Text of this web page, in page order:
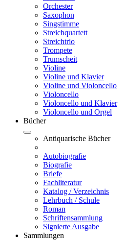
Orchester
Saxophon
Singstimme
Streichquartett
Streichtrio
Trompete
Trumscheit
Violine
Violine und Klavier
Violine und Violoncello
Violoncello
Violoncello und Klavier
Violoncello und Orgel
Bücher
Antiquarische Bücher
Autobiografie
Biografie
Briefe
Fachliteratur
Katalog / Verzeichnis
Lehrbuch / Schule
Roman
Schriftensammlung
Signierte Ausgabe
Sammlungen